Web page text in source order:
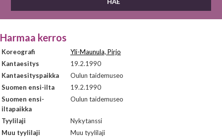
Harmaa kerros
Koreografi
Yli-Maunula, Pirjo
Kantaesitys
19.2.1990
Kantaesityspaikka
Oulun taidemuseo
Suomen ensi-ilta
19.2.1990
Suomen ensi-
iltapaikka
Oulun taidemuseo
Tyylilaji
Nykytanssi
Muu tyylilaji
Muu tyylilaji